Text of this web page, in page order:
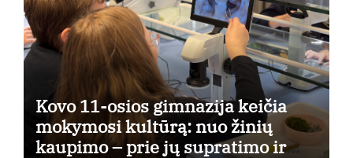
Kovo 11-osios gimnazija keičia
mokymosi kultūrą: nuo žinių
kaupimo – prie jų supratimo ir